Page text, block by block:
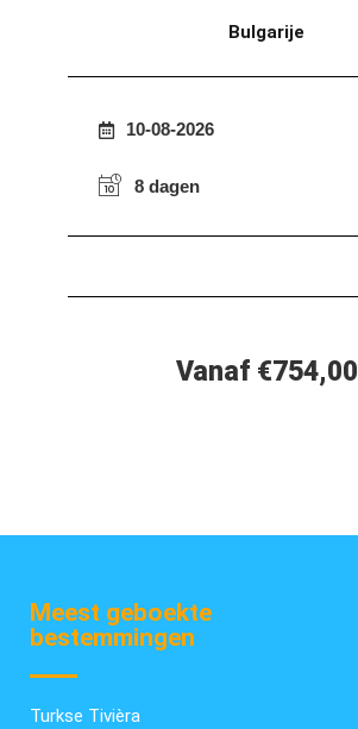
Bulgarije
10-08-2026
8 dagen
Vanaf €754,00
Meest geboekte
bestemmingen
Turkse Tivièra